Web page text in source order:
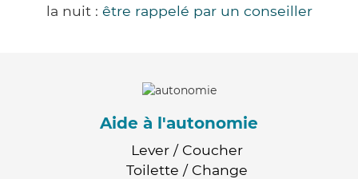
la nuit : être rappelé par un conseiller
Aide à l'autonomie
Lever / Coucher
Toilette / Change